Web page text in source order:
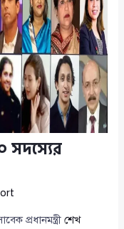
সদস্যের
প্রধানমন্ত্রীশেখ